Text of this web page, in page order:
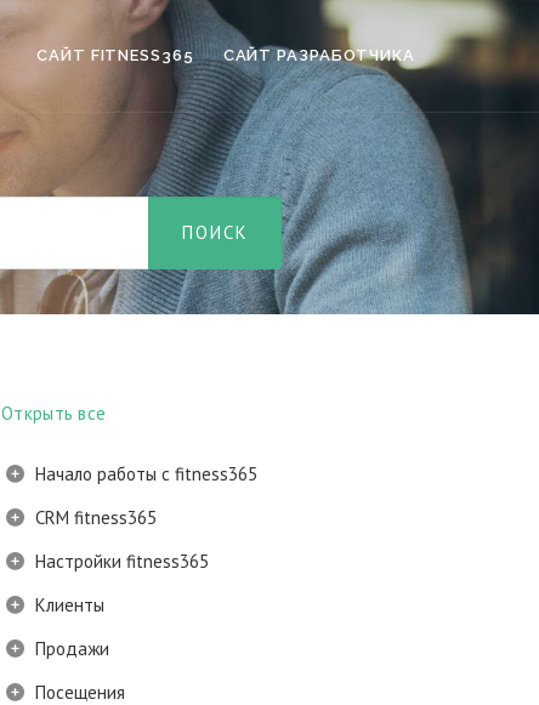
САЙТ FITNESS365 САЙТ РАЗРАБОТЧИКА
Открыть все
Начало работы с fitness365
CRM fitness365
Настройки fitness365
Клиенты
Продажи
Посещения